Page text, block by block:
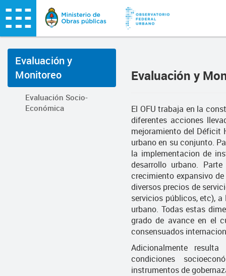
Evaluación y
Monitoreo
Evaluación Socio-
Económica
Evaluación y
El OFU trabaja en la
diferentes acciones
mejoramiento del Déficit
urbano en su conjunto.
la implementacion de
desarrollo urbano.
crecimiento expansivo
diversos precios de
servicios públicos, etc),
urbano. Todas estas
grado de avance en el
consensuados
Adicionalmente
condiciones
instrumentos de